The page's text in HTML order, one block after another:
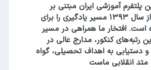
پلتفرم آموزشی ایران مبتنی بر
فلش‌کارت‌های هوشمند، از سال ۱۳۹۳ مسیر یادگیری را برای
است. افتخار ما همراهی در مسیر
کنکور، مدارج عالی در
و دستیابی به اهداف تحصیلی، گواه
انقلابی ماست